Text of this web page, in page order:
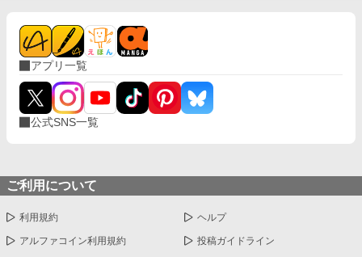
アプリ一覧
公式SNS一覧
ご利用について
利用規約 ヘルプ
アルファコイン利用規約 投稿ガイドライン